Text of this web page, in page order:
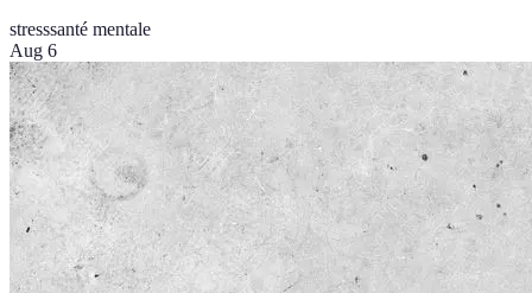
stresssanté mentale
Aug 6